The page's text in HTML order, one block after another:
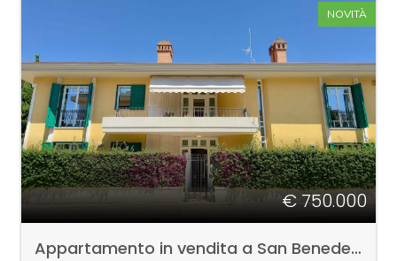
NOVITÀ
€ 750.000
Appartamento in vendita a San Benedetto del Tronto
Camere
minime
Qualsiasi
1
2